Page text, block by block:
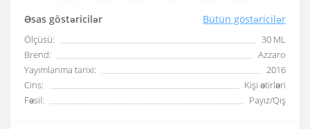
Əsas göstəricilər Bütün göstəricilər
Ölçüsü:
30 ML
Brend:
Azzaro
Yayımlanma tarixi:
2016
Cins:
Kişi ətirləri
Fəsil:
Payız/Qış